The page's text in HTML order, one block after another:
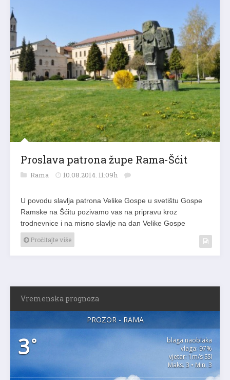
Proslava patrona župe Rama-Šćit
Rama 10.08.2014. 11:09h
U povodu slavlja patrona Velike Gospe u svetištu Gospe
Ramske na Šćitu pozivamo vas na pripravu kroz
trodnevnice i na misno slavlje na dan Velike Gospe
Pročitajte više
Vremenska prognoza
PROZOR - RAMA
3°
blaga naoblaka
vlaga: 97%
vjetar: 1m/s SSI
Maks. 3 • Min. 3